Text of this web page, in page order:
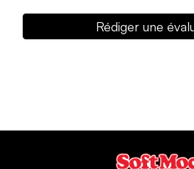
Rédiger une